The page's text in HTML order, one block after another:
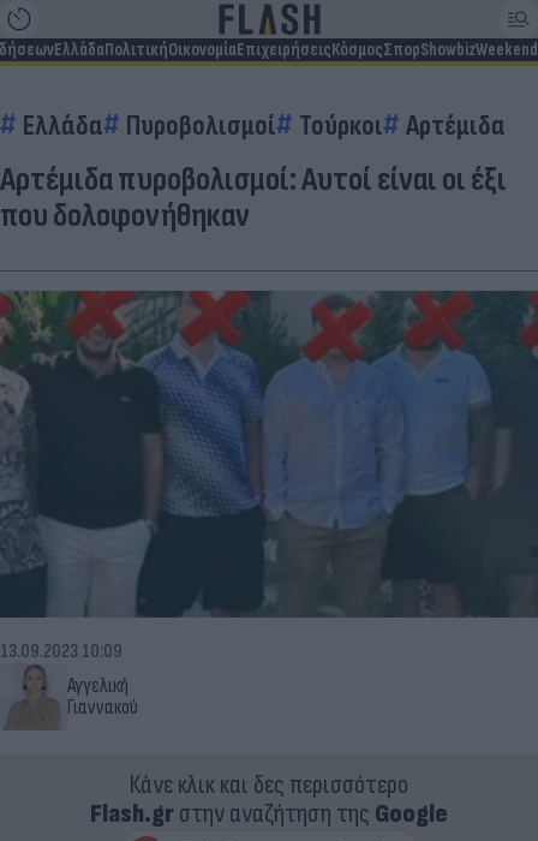
ΕλλάδαΠολιτικήΟικονομίαΕπιχειρήσειςΚόσμοςΣπορShowbizWeekend
Ελλάδα Πυροβολισμοί Τούρκοι Αρτέμιδα
Αρτέμιδα πυροβολισμοί: Αυτοί είναι οι έξι
που δολοφονήθηκαν
Αγγελική
Γιαννακού
13.09.2023 10:09
Κάνε κλικ και δες περισσότερο
Flash.grστην αναζήτηση της Google